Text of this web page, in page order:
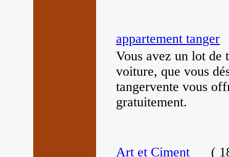
appartement tanger
Vous avez un lot de
voiture, que vous
tangervente vous
gratuitement.
Art et Ciment (